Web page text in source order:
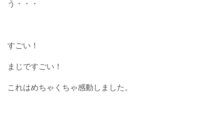
う・・・
すごい！
まじですごい！
これはめちゃくちゃ感動しました。